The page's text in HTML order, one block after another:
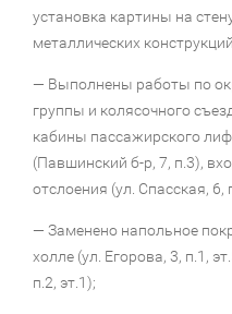
установка картины на
металлических
— Выполнены работы по
группы и колясочного
кабины пассажирского
(Павшинский б-р, 7, п.3),
отслоения (ул. Спасская, 6,
— Заменено напольное
холле (ул. Егорова, 3, п.1,
п.2, эт.1);